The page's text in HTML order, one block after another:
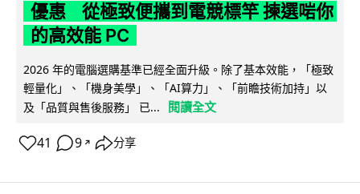
優惠 從極致便攜到電競標竿 揀選啱你
的高效能 PC
2026 年的電腦選購基準已經全面升級。除了基本效能，「極致
輕量化」、「機身美學」、「AI算力」、「前瞻技術加持」以
及「品質與售後服務」 已...
閱讀全文
41 9 ↗ 分享